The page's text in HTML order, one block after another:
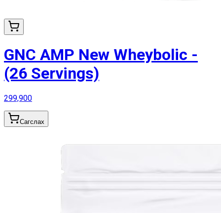
GNC AMP New Wheybolic -
(26 Servings)
299,900
Сагслах